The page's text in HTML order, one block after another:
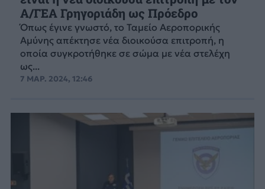
Α/ΓΕΑ Γρηγοριάδη ως Πρόεδρο
Όπως έγινε γνωστό, το Ταμείο Αεροπορικής
Αμύνης απέκτησε νέα διοικούσα επιτροπή, η
οποία συγκροτήθηκε σε σώμα με νέα στελέχη
ως...
7 ΜΑΡ. 2024, 12:46